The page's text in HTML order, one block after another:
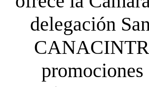
delegación